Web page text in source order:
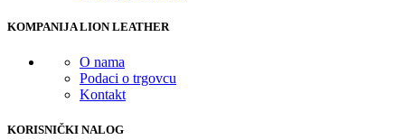
KOMPANIJA LION LEATHER
O nama
Podaci o trgovcu
Kontakt
KORISNIČKI NALOG